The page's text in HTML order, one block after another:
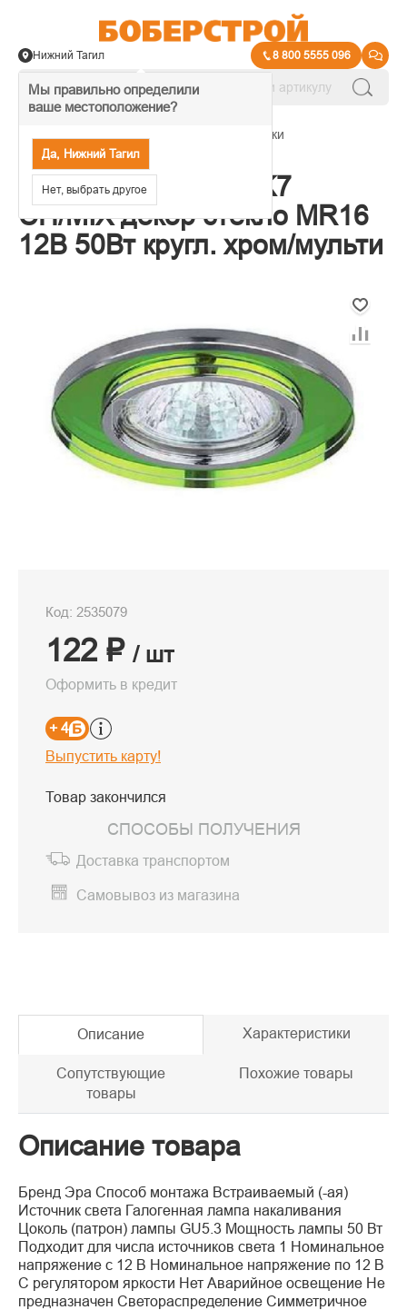
Мы правильно определили
ваше местоположение?
Да, Нижний Тагил
Нет, выбрать другое
Нижний Тагил 8 800 5555 096
Настенно-потолочные светильники
Светильник ЭРА DK7
CH/MIX декор стекло MR16
12В 50Вт кругл. хром/мульти
Код: 2535079
122 ₽ / шт
Оформить в кредит
+ 4
Выпустить карту!
Товар закончился
СПОСОБЫ ПОЛУЧЕНИЯ
Доставка транспортом
Самовывоз из магазина
Описание Характеристики
Сопутствующие
товары
Похожие товары
Описание товара
Бренд Эра Способ монтажа Встраиваемый (-ая)
Источник света Галогенная лампа накаливания
Цоколь (патрон) лампы GU5.3 Мощность лампы 50 Вт
Подходит для числа источников света 1 Номинальное
напряжение с 12 В Номинальное напряжение по 12 В
С регулятором яркости Нет Аварийное освещение Не
предназначен Светораспределение Симметричное